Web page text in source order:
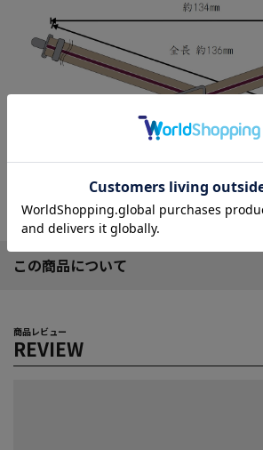
この商品について
商品レビュー
REVIEW